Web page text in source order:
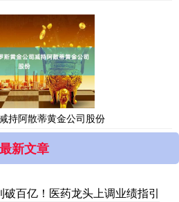
持阿散蒂黄金公司股份
最新文章
百亿！医药龙头上调业绩指引